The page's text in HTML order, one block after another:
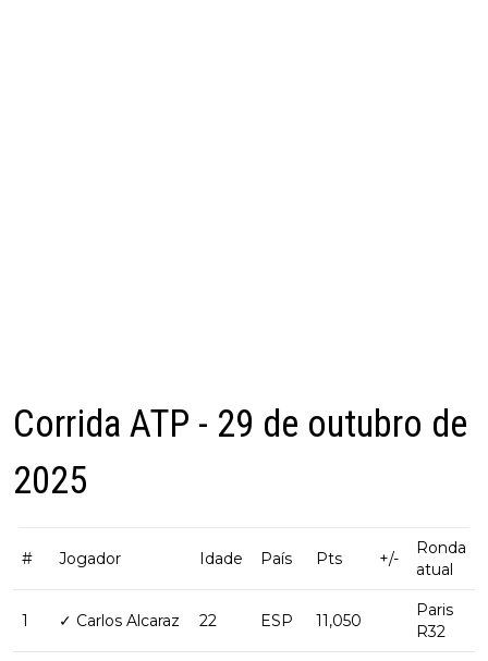
Corrida ATP - 29 de outubro de
2025
# Jogador Idade País Pts +/-
Ronda
atual
1 ✓ Carlos Alcaraz 22 ESP 11,050
Paris
R32